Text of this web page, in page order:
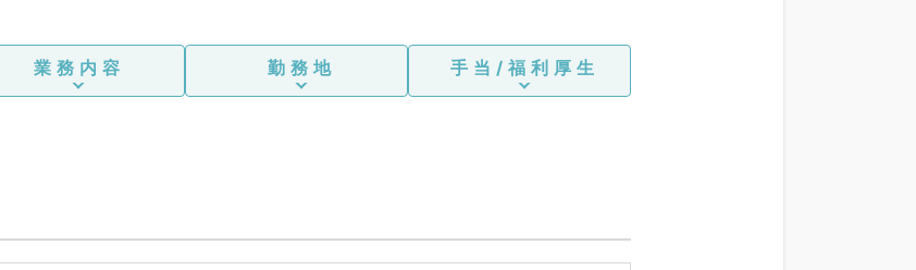
業務内容 勤務地 手当/福利厚生